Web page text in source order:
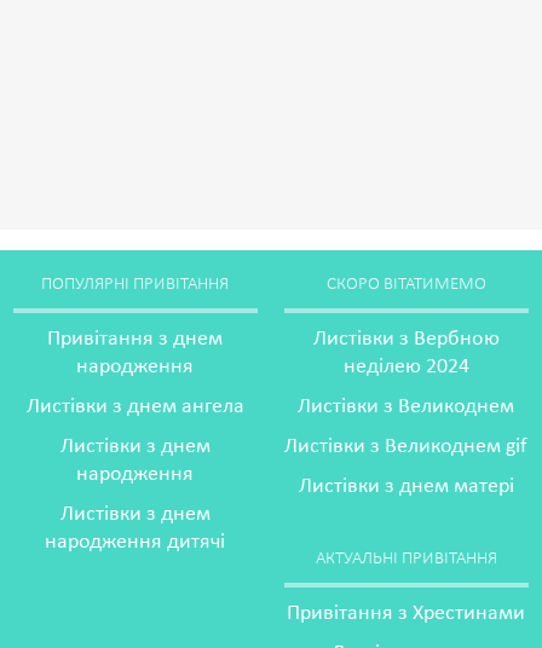
ПОПУЛЯРНІ ПРИВІТАННЯ
Привітання з днем
народження
Листівки з днем ангела
Листівки з днем
народження
Листівки з днем
народження дитячі
СКОРО ВІТАТИМЕМО
Листівки з Вербною
неділею 2024
Листівки з Великоднем
Листівки з Великоднем gif
Листівки з днем матері
АКТУАЛЬНІ ПРИВІТАННЯ
Привітання з Хрестинами